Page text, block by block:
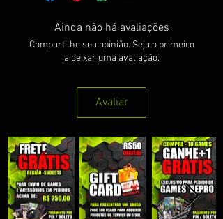
Ainda não há avaliações
Compartilhe sua opinião. Seja o primeiro
a deixar uma avaliação.
Avaliar